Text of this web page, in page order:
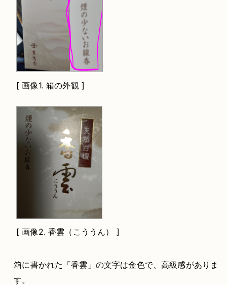
[画像1.箱の外観 ]
[画像2.香雲（こううん） ]
箱に書かれた「香雲」の文字は金色で、高級感がありま
す。